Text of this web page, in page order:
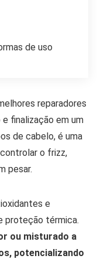
de uso
reparadores
finalização em um
de cabelo, é uma
o frizz,
pesar.
e
proteção térmica.
ou misturado a
potencializando